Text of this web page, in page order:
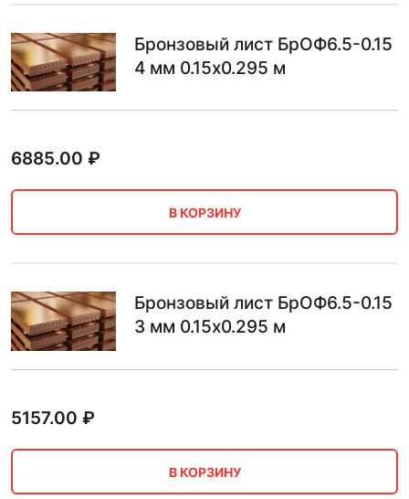
Бронзовый лист БрОФ6.5-0.15
4 мм 0.15х0.295 м
6885.00 ₽
В КОРЗИНУ
Бронзовый лист БрОФ6.5-0.15
3 мм 0.15х0.295 м
5157.00 ₽
В КОРЗИНУ